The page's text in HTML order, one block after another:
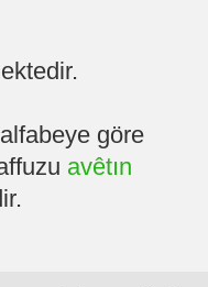
göre
avêtın